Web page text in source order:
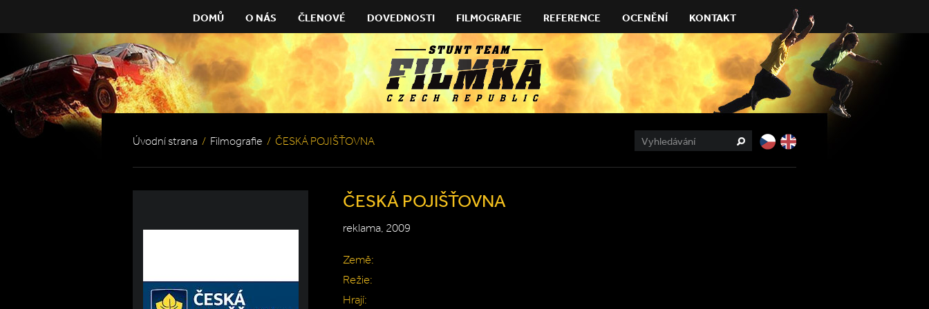
DOMŮ O NÁS ČLENOVÉ DOVEDNOSTI FILMOGRAFIE REFERENCE OCENĚNÍ KONTAKT
Úvodní strana / Filmografie / ČESKÁ POJIŠŤOVNA
ČESKÁ POJIŠŤOVNA
reklama, 2009
Země:
Režie:
Hrají: